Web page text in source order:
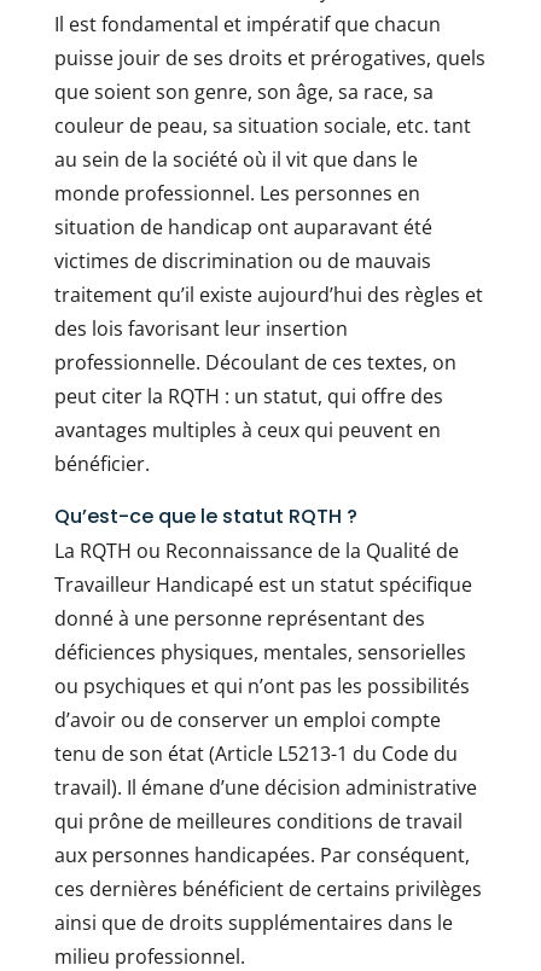
Il est fondamental et impératif que chacun
puisse jouir de ses droits et prérogatives, quels
que soient son genre, son âge, sa race, sa
couleur de peau, sa situation sociale, etc. tant
au sein de la société où il vit que dans le
monde professionnel. Les personnes en
situation de handicap ont auparavant été
victimes de discrimination ou de mauvais
traitement qu’il existe aujourd’hui des règles et
des lois favorisant leur insertion
professionnelle. Découlant de ces textes, on
peut citer la RQTH : un statut, qui offre des
avantages multiples à ceux qui peuvent en
bénéficier.
Qu’est-ce que le statut RQTH ?
La RQTH ou Reconnaissance de la Qualité de
Travailleur Handicapé est un statut spécifique
donné à une personne représentant des
déficiences physiques, mentales, sensorielles
ou psychiques et qui n’ont pas les possibilités
d’avoir ou de conserver un emploi compte
tenu de son état (Article L5213-1 du Code du
travail). Il émane d’une décision administrative
qui prône de meilleures conditions de travail
aux personnes handicapées. Par conséquent,
ces dernières bénéficient de certains privilèges
ainsi que de droits supplémentaires dans le
milieu professionnel.